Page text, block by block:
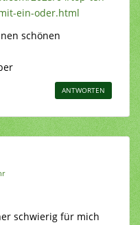
ein-oder.html
schönen
ANTWORTEN
schwierig für mich